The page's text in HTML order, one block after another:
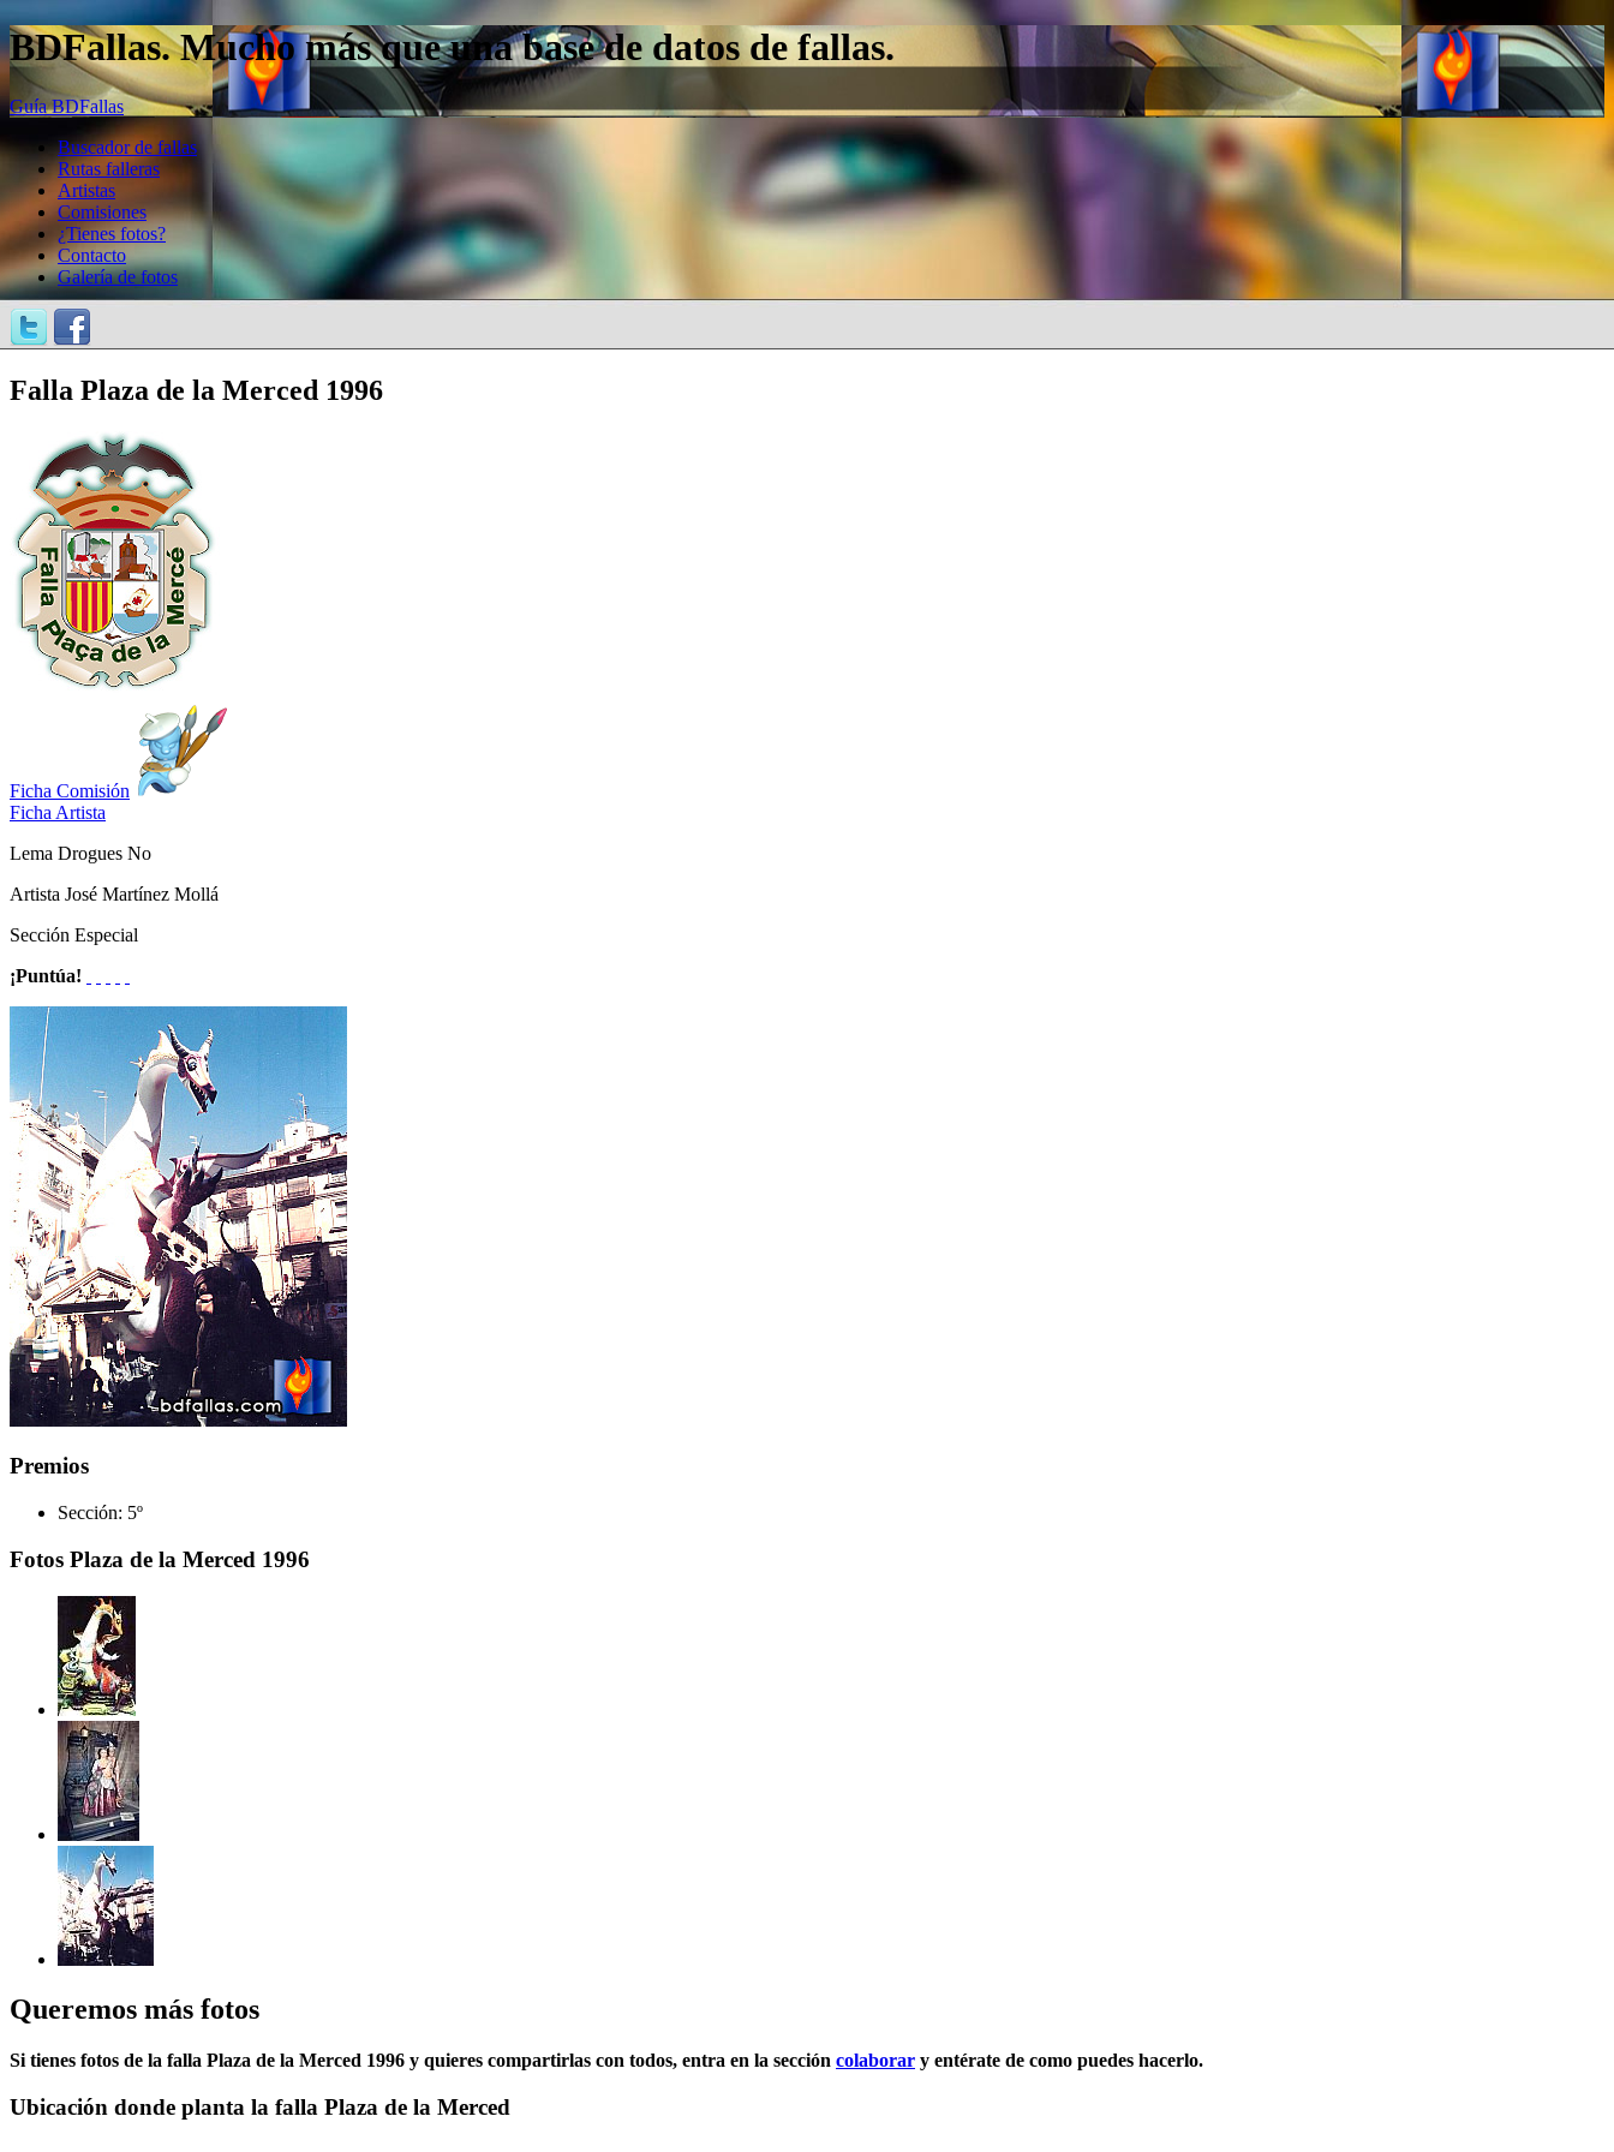
BDFallas. Mucho más que una base de datos de fallas.
Guía BDFallas
Buscador de fallas
Rutas falleras
Artistas
Comisiones
¿Tienes fotos?
Contacto
Galería de fotos
Falla Plaza de la Merced 1996
Ficha Comisión
Ficha Artista
Lema Drogues No
Artista José Martínez Mollá
Sección Especial
¡Puntúa!
Premios
Sección: 5º
Fotos Plaza de la Merced 1996
Queremos más fotos
Si tienes fotos de la falla Plaza de la Merced 1996 y quieres compartirlas con todos, entra en la sección colaborar y entérate de como puedes hacerlo.
Ubicación donde planta la falla Plaza de la Merced